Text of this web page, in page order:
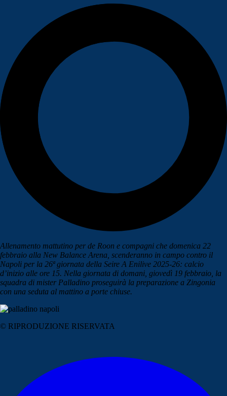
Allenamento mattutino per de Roon e compagni che domenica 22
febbraio alla New Balance Arena, scenderanno in campo contro il
Napoli per la 26ª giornata della Seire A Enilive 2025-26: calcio
d’inizio alle ore 15. Nella giornata di domani, giovedì 19 febbraio, la
squadra di mister Palladino proseguirà la preparazione a Zingonia
con una seduta al mattino a porte chiuse.
© RIPRODUZIONE RISERVATA